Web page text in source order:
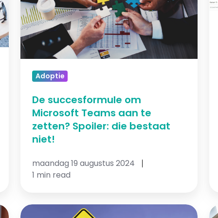
aan
te
zetten?
Spoiler:
die
bestaat
niet!
Adoptie
De succesformule om
Microsoft Teams aan te
zetten? Spoiler: die bestaat
niet!
maandag 19 augustus 2024
1 min read
Veilig